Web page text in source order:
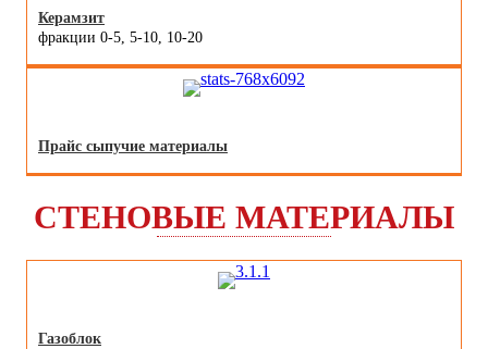
Керамзит
фракции 0-5, 5-10, 10-20
Прайс сыпучие материалы
СТЕНОВЫЕ МАТЕРИАЛЫ
Газоблок